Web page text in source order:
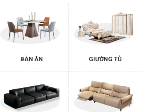
BÀN ĂN GIƯỜNG TỦ